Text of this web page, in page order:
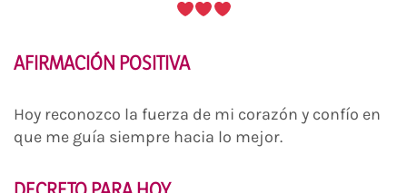
AFIRMACIÓN POSITIVA
Hoy reconozco la fuerza de mi corazón y confío en
que me guía siempre hacia lo mejor.